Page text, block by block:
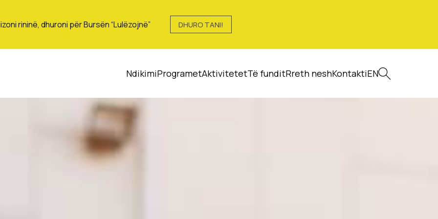
rininë, dhuroni për Bursën “Lulëzojnë” DHURO TANI!
NdikimiProgrametAktivitetetTë funditRreth neshKontaktiEN